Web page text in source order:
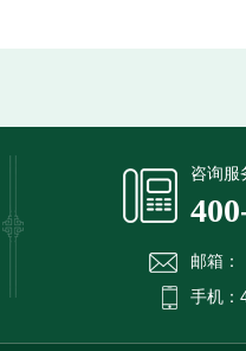
咨询服
邮箱：
手机：